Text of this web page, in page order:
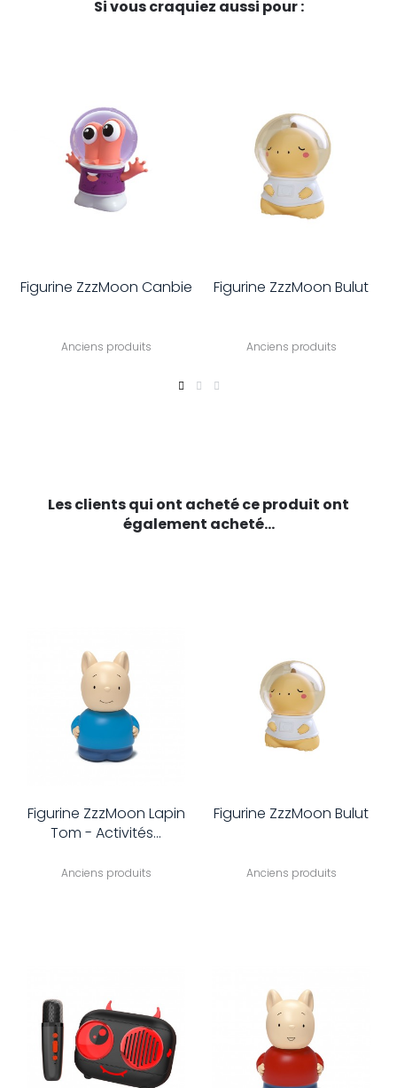
Si vous craquiez aussi pour :
Figurine ZzzMoon Canbie
Anciens produits
Figurine ZzzMoon Bulut
Anciens produits
Les clients qui ont acheté ce produit ont
également acheté...
Figurine ZzzMoon Lapin
Tom - Activités...
Anciens produits
Figurine ZzzMoon Bulut
Anciens produits